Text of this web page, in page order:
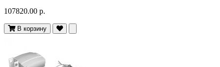
107820.00 р.
В корзину